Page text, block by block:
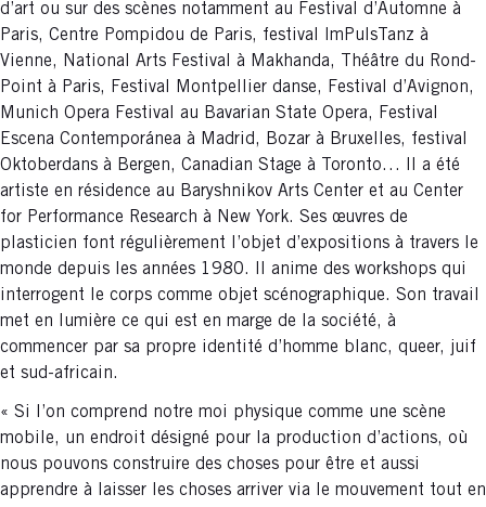
d’art ou sur des scènes notamment au Festival d’Automne à
Paris, Centre Pompidou de Paris, festival ImPulsTanz à
Vienne, National Arts Festival à Makhanda, Théâtre du Rond-
Point à Paris, Festival Montpellier danse, Festival d’Avignon,
Munich Opera Festival au Bavarian State Opera, Festival
Escena Contemporánea à Madrid, Bozar à Bruxelles, festival
Oktoberdans à Bergen, Canadian Stage à Toronto… Il a été
artiste en résidence au Baryshnikov Arts Center et au Center
for Performance Research à New York. Ses œuvres de
plasticien font régulièrement l’objet d’expositions à travers le
monde depuis les années 1980. Il anime des workshops qui
interrogent le corps comme objet scénographique. Son travail
met en lumière ce qui est en marge de la société, à
commencer par sa propre identité d’homme blanc, queer, juif
et sud-africain.
« Si l’on comprend notre moi physique comme une scène
mobile, un endroit désigné pour la production d’actions, où
nous pouvons construire des choses pour être et aussi
apprendre à laisser les choses arriver via le mouvement tout en